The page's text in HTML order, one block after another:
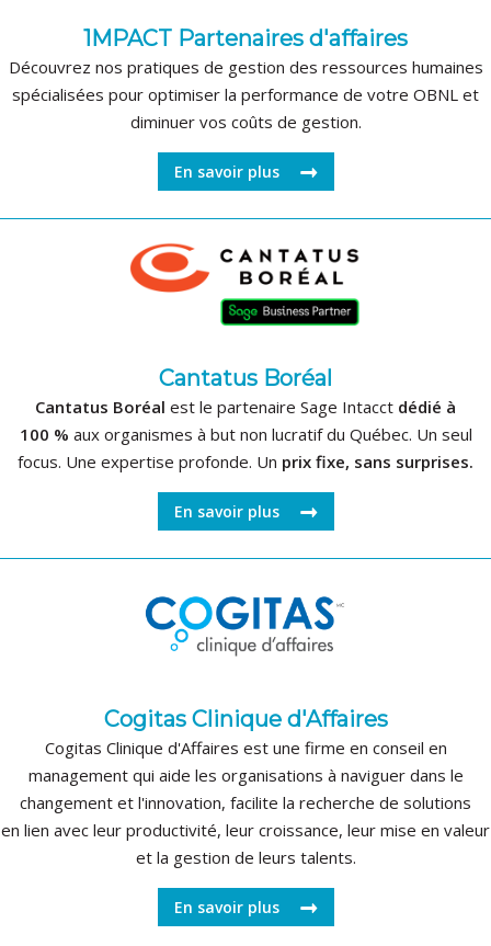
1MPACT Partenaires d'affaires
Découvrez nos pratiques de gestion des ressources humaines
spécialisées pour optimiser la performance de votre OBNL et
diminuer vos coûts de gestion.
En savoir plus
Cantatus Boréal
Cantatus Boréal est le partenaire Sage Intacct dédié à
100 % aux organismes à but non lucratif du Québec. Un seul
focus. Une expertise profonde. Un prix fixe, sans surprises.
En savoir plus
Cogitas Clinique d'Affaires
Cogitas Clinique d'Affaires est une firme en conseil en
management qui aide les organisations à naviguer dans le
changement et l'innovation, facilite la recherche de solutions
en lien avec leur productivité, leur croissance, leur mise en valeur
et la gestion de leurs talents.
En savoir plus